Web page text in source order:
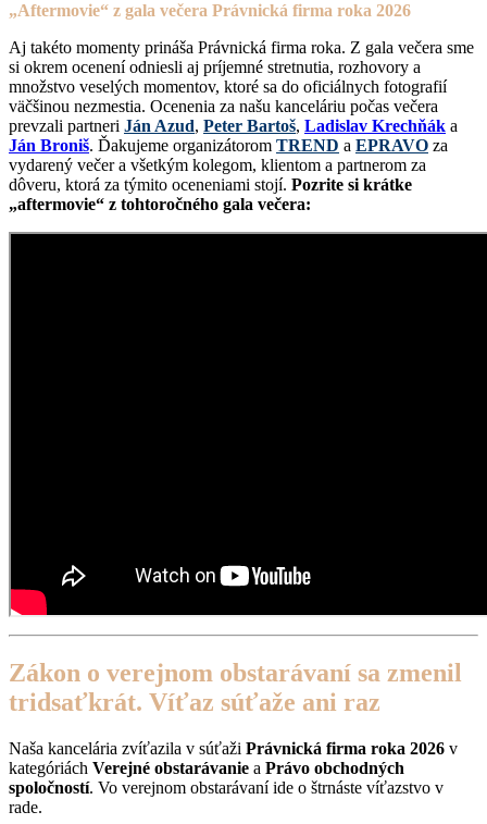
„Aftermovie“ z gala večera Právnická firma roka 2026
Aj takéto momenty prináša Právnická firma roka. Z gala večera sme
si okrem ocenení odniesli aj príjemné stretnutia, rozhovory a
množstvo veselých momentov, ktoré sa do oficiálnych fotografií
väčšinou nezmestia. Ocenenia za našu kanceláriu počas večera
prevzali partneri Ján Azud, Peter Bartoš, Ladislav Krechňák a
Ján Broniš. Ďakujeme organizátorom TREND a EPRAVO za
vydarený večer a všetkým kolegom, klientom a partnerom za
dôveru, ktorá za týmito oceneniami stojí. Pozrite si krátke
„aftermovie“ z tohtoročného gala večera:
Zákon o verejnom obstarávaní sa zmenil
tridsaťkrát. Víťaz súťaže ani raz
Naša kancelária zvíťazila v súťaži Právnická firma roka 2026 v
kategóriách Verejné obstarávanie a Právo obchodných
spoločností. Vo verejnom obstarávaní ide o štrnáste víťazstvo v
rade.